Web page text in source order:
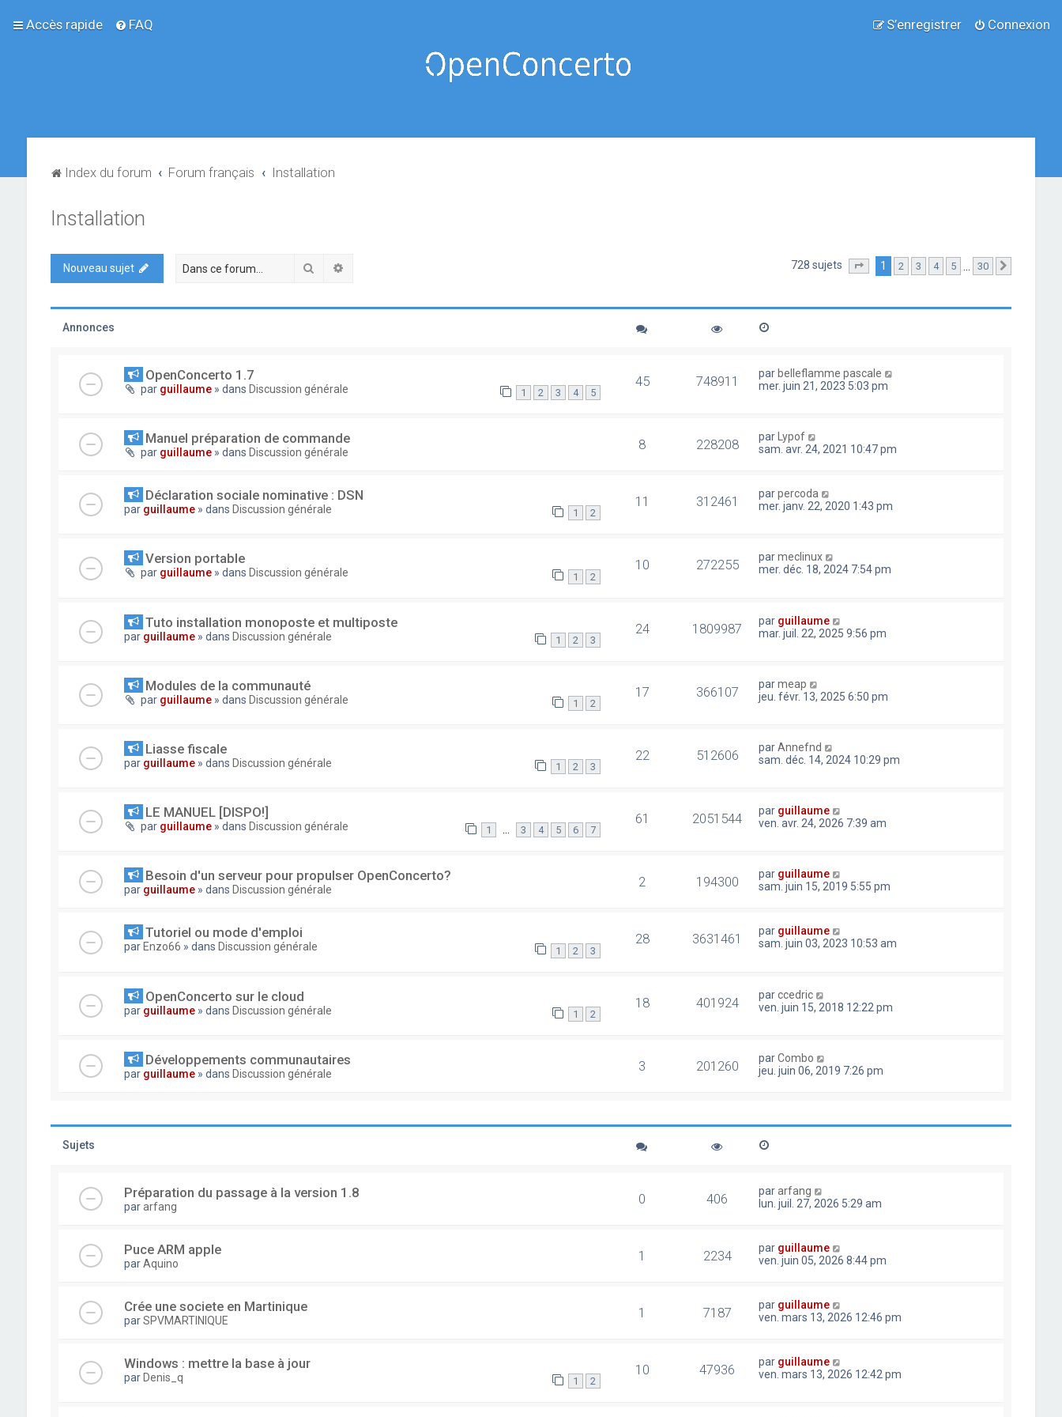
Accès rapide FAQ Connexion
S’enregistrer
Index du forum Forum français Installation
Installation
Nouveau sujet Rechercher 728 sujets Page sur 30
1 2 3 4 5 30
Annonces
OpenConcerto 1.7
par guillaume » dans Discussion générale 1 2 3 4 5
45 748911 par belleflamme pascale
mer. juin 21, 2023 5:03 pm
Manuel préparation de commande
par guillaume » dans Discussion générale 8 228208 par Lypof
sam. avr. 24, 2021 10:47 pm
Déclaration sociale nominative : DSN
par guillaume » dans Discussion générale 1 2
11 312461 parpercoda
mer. janv. 22, 2020 1:43 pm
Version portable
par guillaume » dans Discussion générale 1 2
10 272255 parmeclinux
mer. déc. 18, 2024 7:54 pm
Tuto installation monoposte et multiposte
par guillaume » dans Discussion générale 1 2 3
24 1809987 par guillaume
mar. juil. 22, 2025 9:56 pm
Modules de la communauté
par guillaume » dans Discussion générale 1 2
17 366107 parmeap
jeu. févr. 13, 2025 6:50 pm
Liasse fiscale
par guillaume » dans Discussion générale 1 2 3
22 512606 parAnnefnd
sam. déc. 14, 2024 10:29 pm
LE MANUEL [DISPO!]
par guillaume » dans Discussion générale 1 … 3 4 5 6 7
61 2051544 par guillaume
ven. avr. 24, 2026 7:39 am
Besoin d'un serveur pour propulser OpenConcerto?
par guillaume » dans Discussion générale 2 194300 par guillaume
sam. juin 15, 2019 5:55 pm
Tutoriel ou mode d'emploi
par Enzo66 » dans Discussion générale 1 2 3
28 3631461 par guillaume
sam. juin 03, 2023 10:53 am
OpenConcerto sur le cloud
par guillaume » dans Discussion générale 1 2
18 401924 parccedric
ven. juin 15, 2018 12:22 pm
Développements communautaires
par guillaume » dans Discussion générale 3 201260 parCombo
jeu. juin 06, 2019 7:26 pm
Sujets
Préparation du passage à la version 1.8
pararfang 0 406 pararfang
lun. juil. 27, 2026 5:29 am
Puce ARM apple
parAquino 1 2234 par guillaume
ven. juin 05, 2026 8:44 pm
Crée une societe en Martinique
parSPVMARTINIQUE 1 7187 par guillaume
ven. mars 13, 2026 12:46 pm
Windows : mettre la base à jour
par Denis_q 1 2
10 47936 par guillaume
ven. mars 13, 2026 12:42 pm